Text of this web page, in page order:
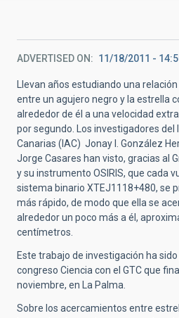
ADVERTISED ON 11/18/2011 -
Llevan años estudiando una
entre un agujero negro y la estrella
alrededor de él a una velocidad
por segundo. Los investigadores
Canarias (IAC) Jonay I. González
Jorge Casares han visto, gracias al
y su instrumento OSIRIS, que cada
sistema binario XTEJ1118+480, se
más rápido, de modo que ella se
alrededor un poco más a él,
centímetros.
Este trabajo de investigación ha
congreso Ciencia con el GTC que
noviembre, en La Palma.
Sobre los acercamientos entre